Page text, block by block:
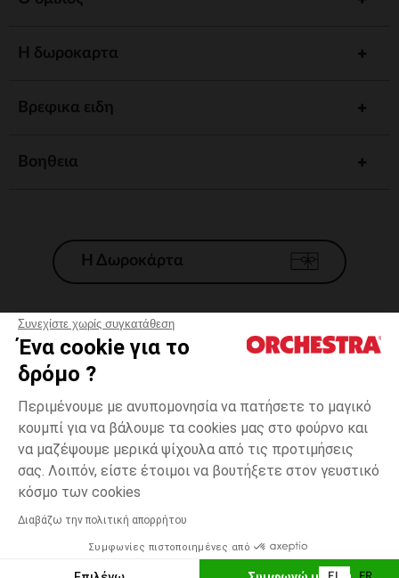
Συνεχίστε χωρίς συγκατάθεση
Ένα cookie για το
δρόμο ?
Περιμένουμε με ανυπομονησία να πατήσετε το μαγικό
κουμπί για να βάλουμε τα cookies μας στο φούρνο και
να μαζέψουμε μερικά ψίχουλα από τις προτιμήσεις
σας. Λοιπόν, είστε έτοιμοι να βουτήξετε στον γευστικό
κόσμο των cookies
Διαβάζω την πολιτική απορρήτου
Συμφωνίες πιστοποιημένες από
Μαύρο 24
Δυνατότητα πληρωμής με
ΠΡΟΣΘΉΚΗ ΣΤΟ ΚΑΛΆΘΙ
Η δωροκαρτα
Βρεφικα ειδη
Βοηθεια
Η Δωροκάρτα
Γενικοί 'Οροι Πώλησης
*Εμπορικες προσφορες
Προσωπικά δεδομένα
Διαχείρηση των cookies
Προσβασιμότητα: μη συμμορφούμενη
H Orchestra συμμετέχει στον κωδικά δεοντολογίας και στο σύστημα
μεσολάβησης της Γαλλικής Ομοσπονδίας Ηλεκτρονικού Εμπορίου.